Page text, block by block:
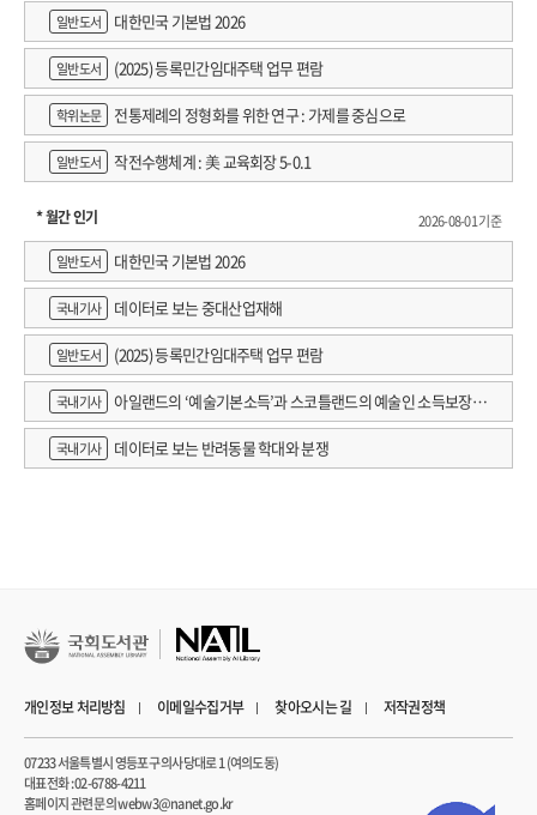
일반도서 대한민국 기본법 2026
일반도서 (2025) 등록민간임대주택 업무 편람
학위논문 전통제례의 정형화를 위한 연구 : 가제를 중심으로
일반도서 작전수행체계 : 美 교육회장 5-0.1
* 월간 인기
2026-08-01 기준
일반도서
대한민국 기본법 2026
국내기사 데이터로 보는 중대산업재해
일반도서 (2025) 등록민간임대주택 업무 편람
국내기사
아일랜드의 ‘예술기본소득’과 스코틀랜드의 예술인 소득보장정
책 논의
국내기사 데이터로 보는 반려동물 학대와 분쟁
개인정보 처리방침 이메일수집거부 찾아오시는 길 저작권정책
07233 서울특별시 영등포구 의사당대로 1 (여의도동)
대표전화 : 02-6788-4211
홈페이지 관련 문의 webw3@nanet.go.kr